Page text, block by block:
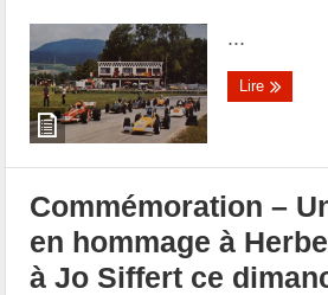
...
Lire
Commémoration –
en hommage à
à Jo Siffert ce